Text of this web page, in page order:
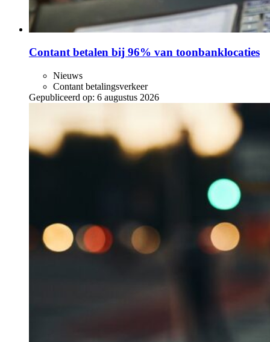
Contant betalen bij 96% van toonbanklocaties
Nieuws
Contant betalingsverkeer
Gepubliceerd op: 6 augustus 2026